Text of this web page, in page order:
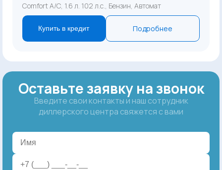
Comfort A/C, 1.6 л. 102 л.с., Бензин, Автомат
Купить в кредит Подробнее
Оставьте заявку на звонок
Введите свои контакты и наш сотрудник
диллерского центра свяжется с вами